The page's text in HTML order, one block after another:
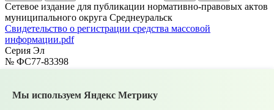
Cетевое издание для публикации нормативно-правовых актов
муниципального округа Среднеуральск
Cвидетельство о регистрации средства массовой
информации.pdf
Серия Эл
№ ФС77-83398
Адрес электронной почты
Мы используем Яндекс Метрику